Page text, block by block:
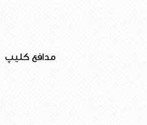
مدافع کلیپ